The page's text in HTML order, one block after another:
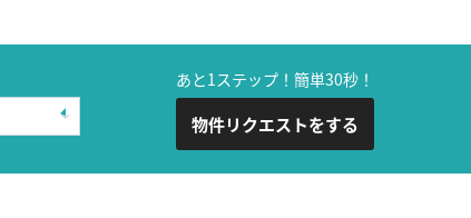
あと1ステップ！簡単30秒！
物件リクエストをする